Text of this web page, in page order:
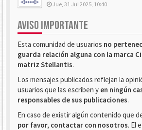
Jue, 31 Jul 2025, 10:40
AVISO IMPORTANTE
Esta comunidad de usuarios no
guarda relación alguna con la marca
matriz Stellantis.
Los mensajes publicados reflejan la
usuarios que las escriben y en ningún
responsables de sus publicaciones.
En caso de existir algún contenido que
por favor, contactar con nosotros. El